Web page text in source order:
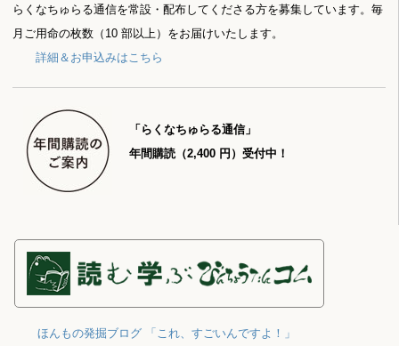
らくなちゅらる通信を常設・配布してくださる方を募集しています。毎
月ご用命の枚数（10 部以上）をお届けいたします。
詳細＆お申込みはこちら
「らくなちゅらる通信」
年間購読（2,400 円）受付中！
ほんもの発掘ブログ 「これ、すごいんですよ！」